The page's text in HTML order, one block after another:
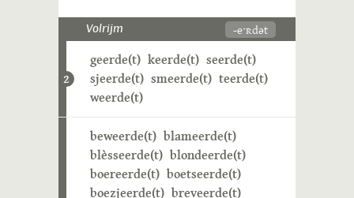
Volrijm -eˑʀdət
2
geerde(t) keerde(t) seerde(t)
sjeerde(t) smeerde(t) teerde(t)
weerde(t)
beweerde(t) blameerde(t)
blèsseerde(t) blondeerde(t)
boereerde(t) boetseerde(t)
boezjeerde(t) breveerde(t)